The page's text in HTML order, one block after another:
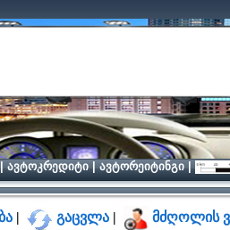
ავტოკრედიტი|ავტორეიტინგი|
| გაცვლა | მძღოლის